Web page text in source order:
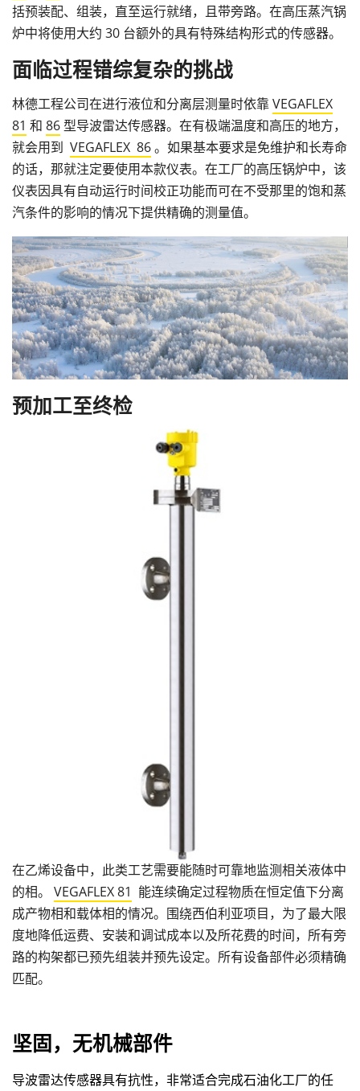
括预装配、组装，直至运行就绪，且带旁路。在高压蒸汽锅
炉中将使用大约 30 台额外的具有特殊结构形式的传感器。
面临过程错综复杂的挑战
林德工程公司在进行液位和分离层测量时依靠VEGAFLEX
81 和 86 型导波雷达传感器。在有极端温度和高压的地方，
就会用到 VEGAFLEX 86。如果基本要求是免维护和长寿命
的话，那就注定要使用本款仪表。在工厂的高压锅炉中，该
仪表因具有自动运行时间校正功能而可在不受那里的饱和蒸
汽条件的影响的情况下提供精确的测量值。
预加工至终检
在乙烯设备中，此类工艺需要能随时可靠地监测相关液体中
的相。 VEGAFLEX 81 能连续确定过程物质在恒定值下分离
成产物相和载体相的情况。围绕西伯利亚项目，为了最大限
度地降低运费、安装和调试成本以及所花费的时间，所有旁
路的构架都已预先组装并预先设定。所有设备部件必须精确
匹配。
坚固，无机械部件
导波雷达传感器具有抗性，非常适合完成石油化工厂的任